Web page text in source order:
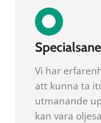
Vi har
att kunna ta
utmanande
kan vara